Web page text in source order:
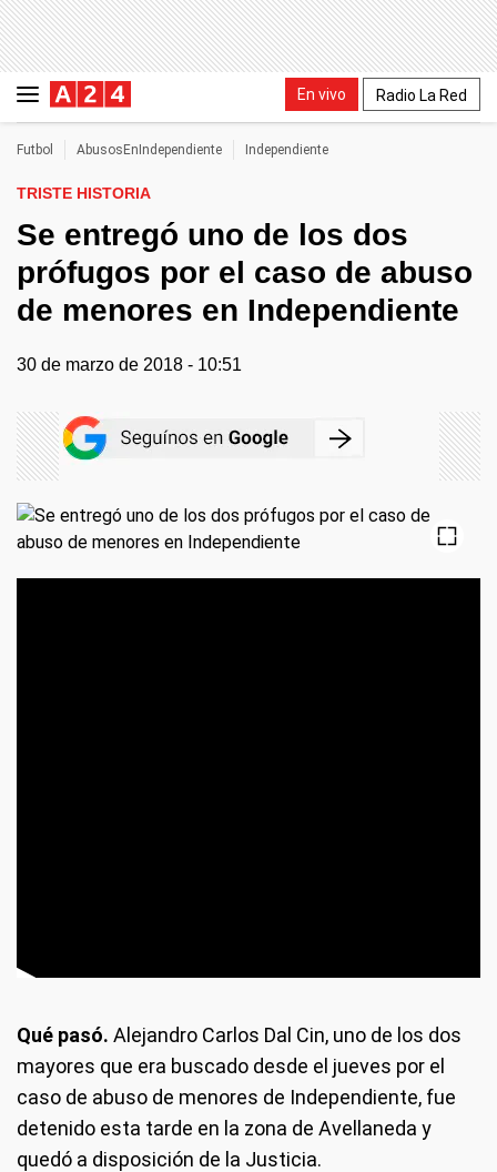
En vivo Radio La Red
Futbol AbusosEnIndependiente Independiente
TRISTE HISTORIA
Se entregó uno de los dos
prófugos por el caso de abuso
de menores en Independiente
30 de marzo de 2018 - 10:51
Qué pasó. Alejandro Carlos Dal Cin, uno de los dos
mayores que era buscado desde el jueves por el
caso de abuso de menores de Independiente, fue
detenido esta tarde en la zona de Avellaneda y
quedó a disposición de la Justicia.